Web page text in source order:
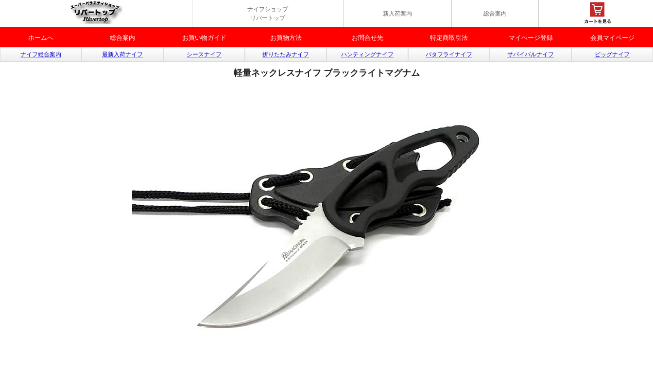
ナイフショップ
リバートップ
新入荷案内 総合案内
ホームへ 総合案内 お買い物ガイド お買物方法 お問合せ先 特定商取引法 マイぺージ登録 会員マイページ
ナイフ総合案内 最新入荷ナイフ シースナイフ 折りたたみナイフ ハンティングナイフ バタフライナイフ サバイバルナイフ ビッグナイフ
軽量ネックレスナイフ ブラックライトマグナム